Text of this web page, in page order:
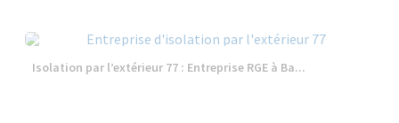
Isolation par l’extérieur 77 : Entreprise RGE à Ba...